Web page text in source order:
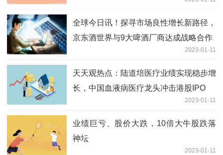
全球今日讯！探寻市场良性增长新路径，
京东酒世界与9大啤酒厂商达成战略合作
2023-01-11
天天观热点：陆道培医疗业绩实现稳步增
长，中国血液病医疗龙头冲击港股IPO
2023-01-11
业绩巨亏、股价大跌，10倍大牛股跌落
神坛
2023-01-11